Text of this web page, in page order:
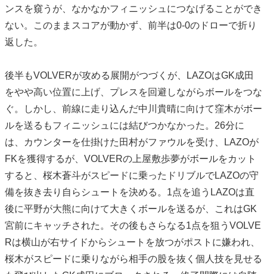
ンスを窺うが、なかなかフィニッシュにつなげることができ
ない。このままスコアが動かず、前半は0-0のドローで折り
返した。
後半もVOLVERが攻める展開がつづくが、LAZOはGK成田
をやや高い位置に上げ、プレスを回避しながらボールをつな
ぐ。しかし、前線に走り込んだ中川貴晴に向けて窪木がボー
ルを送るもフィニッシュには結びつかなかった。26分に
は、カウンターを仕掛けた田村がファウルを受け、LAZOが
FKを獲得するが、VOLVERの上屋敷歩夢がボールをカット
すると、桜木蒼斗がスピードに乗ったドリブルでLAZOの守
備を抜き去り自らシュートを決める。1点を追うLAZOは直
後に平野が大熊に向けて大きくボールを送るが、これはGK
宮前にキャッチされた。その後もさらなる1点を狙うVOLVE
Rは横山が右サイドからシュートを放つがポストに嫌われ、
桜木がスピードに乗りながら相手の股を抜く個人技を見せる